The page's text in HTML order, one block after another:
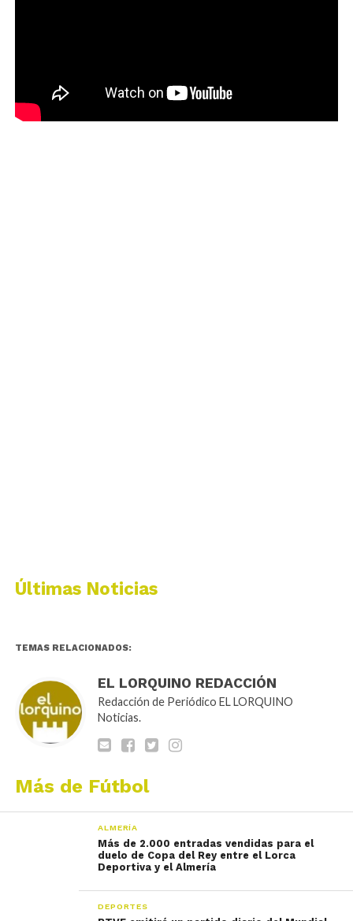
Últimas Noticias
TEMAS RELACIONADOS:
EL LORQUINO REDACCIÓN
Redacción de Periódico EL LORQUINO
Noticias.
Más de Fútbol
ALMERÍA
Más de 2.000 entradas vendidas para el
duelo de Copa del Rey entre el Lorca
Deportiva y el Almería
DEPORTES